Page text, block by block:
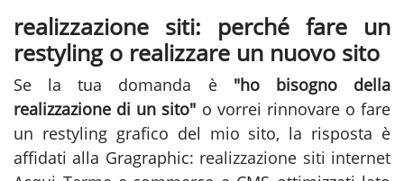
realizzazione siti: perché fare un
restyling o realizzare un nuovo sito
Se la tua domanda è "ho bisogno della
realizzazione di un sito" o vorrei rinnovare o fare
un restyling grafico del mio sito, la risposta è
affidati alla Gragraphic: realizzazione siti internet